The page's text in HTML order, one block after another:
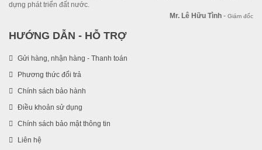
dựng phát triển đất nước.
Mr. Lê Hữu Tình - Giám đốc
HƯỚNG DẪN - HỖ TRỢ
Gửi hàng, nhận hàng - Thanh toán
Phương thức đổi trả
Chính sách bảo hành
Điều khoản sử dụng
Chính sách bảo mật thông tin
Liên hệ